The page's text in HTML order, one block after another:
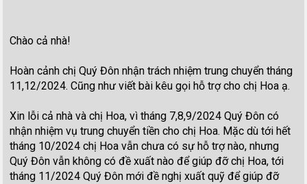
Chào cả nhà!
Hoàn cảnh chị Quý Đôn nhận trách nhiệm trung chuyển tháng
11,12/2024. Cũng như viết bài kêu gọi hỗ trợ cho chị Hoa ạ.
Xin lỗi cả nhà và chị Hoa, vì tháng 7,8,9/2024 Quý Đôn có
nhận nhiệm vụ trung chuyển tiền cho chị Hoa. Mặc dù tới hết
tháng 10/2024 chị Hoa vẫn chưa có sự hỗ trợ nào, nhưng
Quý Đôn vẫn không có đề xuất nào để giúp đỡ chị Hoa, tới
tháng 11/2024 Quý Đôn mới đề nghị xuất quỹ để giúp đỡ